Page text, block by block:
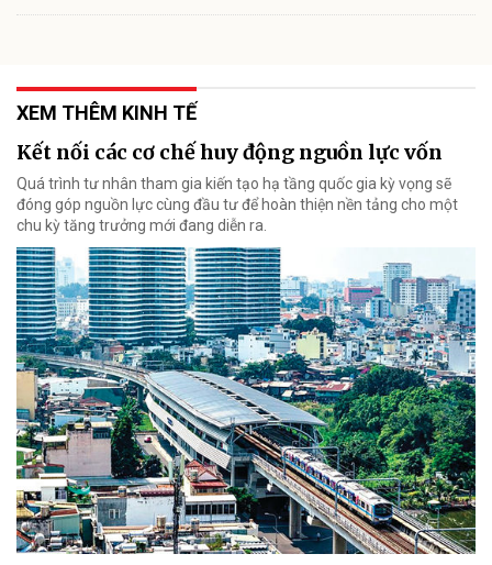
XEM THÊM KINH TẾ
Kết nối các cơ chế huy động nguồn lực vốn
Quá trình tư nhân tham gia kiến tạo hạ tầng quốc gia kỳ vọng sẽ
đóng góp nguồn lực cùng đầu tư để hoàn thiện nền tảng cho một
chu kỳ tăng trưởng mới đang diễn ra.